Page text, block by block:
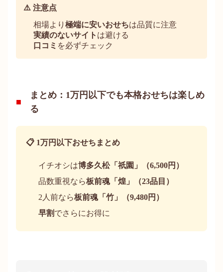
⚠️ 注意点
相場より 極端に安いおせちは品質に注意
実績のないサイト は避ける
口コミ を必ずチェック
まとめ：1万円以下でも本格おせちは楽しめ
る
📋 1万円以下おせちまとめ
イチオシは博多久松「祇園」（6,500円）
品数重視なら板前魂「煌」（23品目）
2人前なら板前魂「竹」（9,480円）
早割でさらにお得に